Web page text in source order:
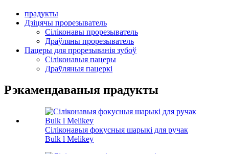
прадукты
Дзіцячы прорезыватель
Сіліконавы прорезыватель
Драўляны прорезыватель
Пацеры для прорезыванія зубоў
Сіліконавыя пацеры
Драўляныя пацеркі
Рэкамендаваныя прадукты
Сіліконавыя фокусныя шарыкі для ручак
Bulk l Melikey